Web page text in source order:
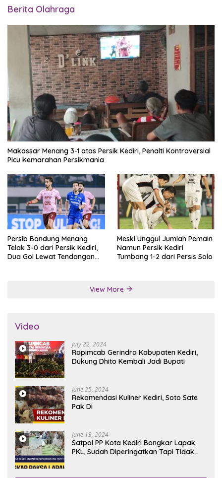
Berita Olahraga
Makassar Menang 3-1 atas Persik Kediri, Penalti Kontroversial
Picu Kemarahan Persikmania
Persib Bandung Menang
Telak 3-0 dari Persik Kediri,
Dua Gol Lewat Tendangan
Meski Unggul Jumlah Pemain
Namun Persik Kediri
Tumbang 1-2 dari Persis Solo
View More
Video
July 22, 2024
Rapimcab Gerindra Kabupaten Kediri,
Dukung Dhito Kembali Jadi Bupati
June 25, 2024
Rekomendasi Kuliner Kediri, Soto Sate
Pak Di
June 13, 2024
Satpol PP Kota Kediri Bongkar Lapak
PKL, Sudah Diperingatkan Tapi Tidak